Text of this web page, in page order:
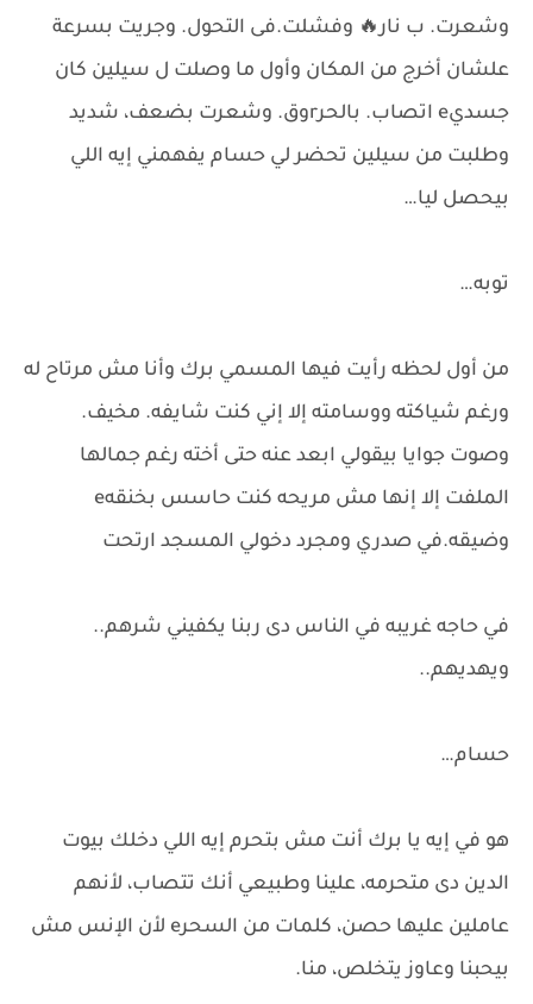
وشعرت. ب نار🔥 وفشلت.فى التحول. وجريت بسرعة
علشان أخرج من المكان وأول ما وصلت ل سيلين كان
جسديe اتصاب. بالحرrوق. وشعرت بضعف، شديد
وطلبت من سيلين تحضر لي حسام يفهمني إيه اللي
بيحصل ليا…
توبه…
من أول لحظه رأيت فيها المسمي برك وأنا مش مرتاح له
ورغم شياكته ووسامته إلا إني كنت شايفه. مخيف.
وصوت جوايا بيقولي ابعد عنه حتى أخته رغم جمالها
الملفت إلا إنها مش مريحه كنت حاسس بخنقهe
وضيقه.في صدري ومجرد دخولي المسجد ارتحت
في حاجه غريبه في الناس دى ربنا يكفيني شرهم..
ويهديهم..
حسام…
هو في إيه يا برك أنت مش بتحرم إيه اللي دخلك بيوت
الدين دى متحرمه، علينا وطبيعي أنك تتصاب، لأنهم
عاملين عليها حصن، كلمات من السحرe لأن الإنس مش
بيحبنا وعاوز يتخلص، منا.